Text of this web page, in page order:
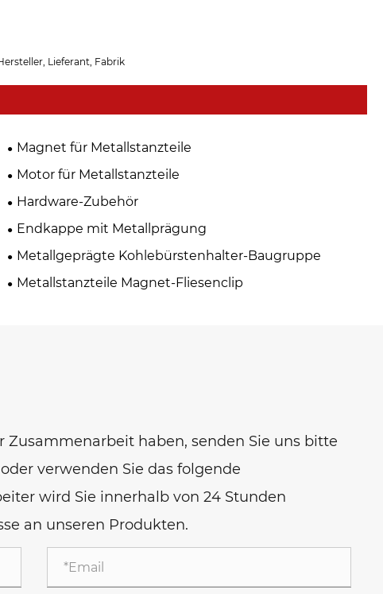
Lieferant, Fabrik
Magnet für Metallstanzteile
Motor für Metallstanzteile
Hardware-Zubehör
Endkappe mit Metallprägung
Metallgeprägte Kohlebürstenhalter-Baugruppe
Metallstanzteile Magnet-Fliesenclip
Zusammenarbeit haben, senden Sie uns bitte
verwenden Sie das folgende
wird Sie innerhalb von 24 Stunden
an unseren Produkten.